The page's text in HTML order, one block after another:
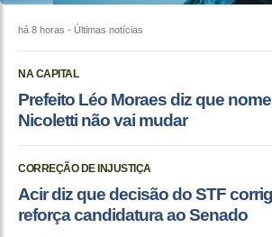
há 8 horas - Últimas notícias
NA CAPITAL
Prefeito Léo Moraes diz que
Nicoletti não vai mudar
CORREÇÃO DE INJUSTIÇA
Acir diz que decisão do STF
reforça candidatura ao Senado